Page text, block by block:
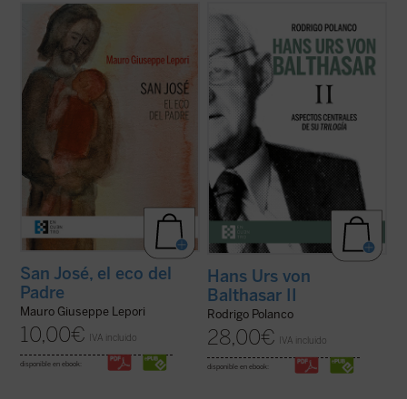
San José fue llamado a materializar la
paternidad de Dios hacia el Hijo encarnado.
Una vocación, un camino, vividos en el
silencio, porque tendía a la escucha de una
Palabra que se hizo Presencia en su casa.
Con él, Dios Padre no ha querido ...
ficha)
San José, el eco del
Padre
Mauro Giuseppe Lepori
10,00€ IVA incluido
disponible en ebook:
Este segundo volumen está dedicado a las
líneas centrales de la
Trilogía teológica, su
obra central, escrita entre 1961 y 1987.
Señalada por el propio von Balthasar como
«el plan fundamental, la preocupación de
una vida», este ...
(ver ficha)
Hans Urs von
Balthasar II
Rodrigo Polanco
28,00€ IVA incluido
disponible en ebook: